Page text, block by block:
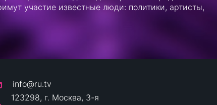
участие известные люди: политики, артисты,
info@ru.tv
123298, г. Москва, 3-я